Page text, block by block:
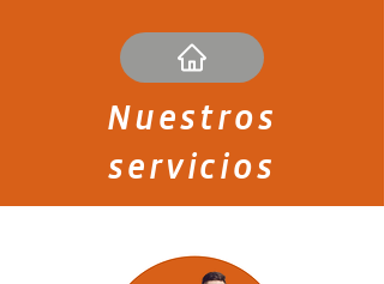
Nuestros
servicios